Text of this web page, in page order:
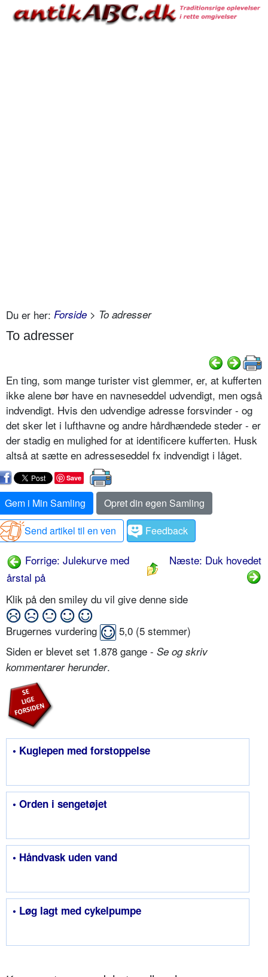
Du er her: Forside > To adresser
To adresser
En ting, som mange turister vist glemmer, er, at kufferten
ikke alene bør have en navneseddel udvendigt, men også
indvendigt. Hvis den udvendige adresse forsvinder - og
det sker let i lufthavne og andre hårdhændede steder - er
der stadig en mulighed for at identificere kufferten. Husk
altså at sætte en adresseseddel fx indvendigt i låget.
Save
Gem i Min Samling
Opret din egen Samling
Send artikel til en ven
Feedback
Forrige: Julekurve med
årstal på
Næste: Duk hovedet
Klik på den smiley du vil give denne side
Brugernes vurdering 5,0 (5 stemmer)
Siden er blevet set 1.878 gange - Se og skriv
kommentarer herunder.
• Kuglepen med forstoppelse
• Orden i sengetøjet
• Håndvask uden vand
• Løg lagt med cykelpumpe